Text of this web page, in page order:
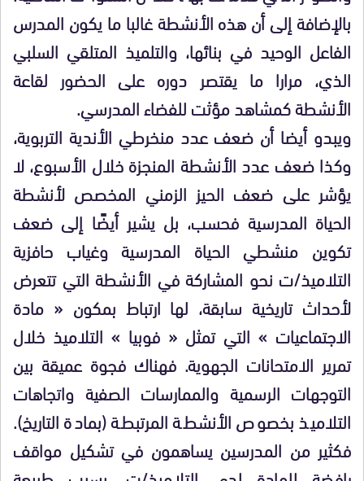
بالإضافة إلى أن هذه الأنشطة غالبا ما يكون المدرس
الفاعل الوحيد في بنائها، والتلميذ المتلقي السلبي
الذي، مرارا ما يقتصر دوره على الحضور لقاعة
الأنشطة كمشاهد مؤثت للفضاء المدرسي.
ويبدو أيضا أن ضعف عدد منخرطي الأندية التربوية،
وكذا ضعف عدد الأنشطة المنجزة خلال الأسبوع، لا
يؤشر على ضعف الحيز الزمني المخصص لأنشطة
الحياة المدرسية فحسب، بل يشير أيضًا إلى ضعف
تكوين منشطي الحياة المدرسية وغياب حافزية
التلاميذ/ت نحو المشاركة في الأنشطة التي تتعرض
لأحداث تاريخية سابقة، لها ارتباط بمكون « مادة
الاجتماعيات » التي تمثل « فوبيا » التلاميذ خلال
تمرير الامتحانات الجهوية. فهناك فجوة عميقة بين
التوجهات الرسمية والممارسات الصفية واتجاهات
التلاميذ بخصوص الأنشطة المرتبطة (بمادة التاريخ).
فكثير من المدرسين يساهمون في تشكيل مواقف